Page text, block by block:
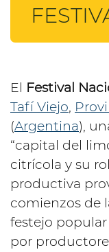
El Festival
Tafí Viejo,
(Argentina),
“capital del
citrícola y su
productiva
comienzos de
festejo
por